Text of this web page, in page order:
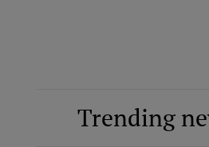
Trending